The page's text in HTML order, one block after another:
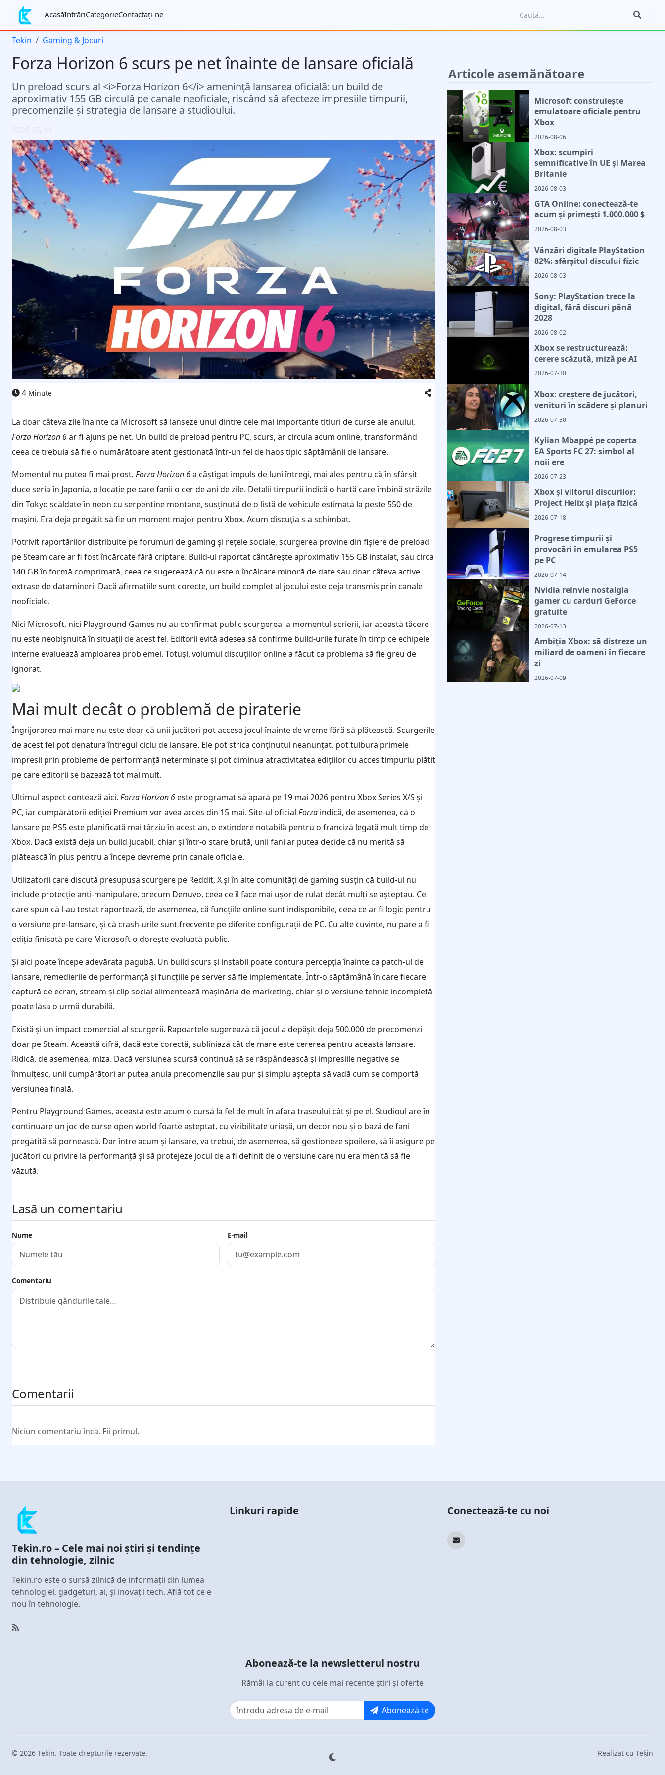
AcasăIntrăriCategorieContactaţi-ne
Tekin Gaming & Jocuri
Forza Horizon 6 scurs pe net înainte de lansare oficială
Un preload scurs al <i>Forza Horizon 6</i> amenință lansarea oficială: un build de
aproximativ 155 GB circulă pe canale neoficiale, riscând să afecteze impresiile timpurii,
precomenzile și strategia de lansare a studioului.
2026-05-11 .
4 Minute
La doar câteva zile înainte ca Microsoft să lanseze unul dintre cele mai importante titluri de curse ale anului,
Forza Horizon 6ar fi ajuns pe net. Un build de preload pentru PC, scurs, ar circula acum online, transformând
ceea ce trebuia să fie o numărătoare atent gestionată într-un fel de haos tipic săptămânii de lansare.
Momentul nu putea fi mai prost. Forza Horizon 6a câștigat impuls de luni întregi, mai ales pentru că în sfârșit
duce seria în Japonia, o locație pe care fanii o cer de ani de zile. Detalii timpurii indică o hartă care îmbină străzile
din Tokyo scăldate în neon cu serpentine montane, susținută de o listă de vehicule estimată la peste 550 de
mașini. Era deja pregătit să fie un moment major pentru Xbox. Acum discuția s-a schimbat.
Potrivit raportărilor distribuite pe forumuri de gaming și rețele sociale, scurgerea provine din fișiere de preload
pe Steam care ar fi fost încărcate fără criptare. Build-ul raportat cântărește aproximativ 155 GB instalat, sau circa
140 GB în formă comprimată, ceea ce sugerează că nu este o încălcare minoră de date sau doar câteva active
extrase de datamineri. Dacă afirmațiile sunt corecte, un build complet al jocului este deja transmis prin canale
neoficiale.
Nici Microsoft, nici Playground Games nu au confirmat public scurgerea la momentul scrierii, iar această tăcere
nu este neobișnuită în situații de acest fel. Editorii evită adesea să confirme build-urile furate în timp ce echipele
interne evaluează amploarea problemei. Totuși, volumul discuțiilor online a făcut ca problema să fie greu de
ignorat.
Mai mult decât o problemă de piraterie
Îngrijorarea mai mare nu este doar că unii jucători pot accesa jocul înainte de vreme fără să plătească. Scurgerile
de acest fel pot denatura întregul ciclu de lansare. Ele pot strica conținutul neanunțat, pot tulbura primele
impresii prin probleme de performanță neterminate și pot diminua atractivitatea edițiilor cu acces timpuriu plătit
pe care editorii se bazează tot mai mult.
Ultimul aspect contează aici. Forza Horizon 6 este programat să apară pe 19 mai 2026 pentru Xbox Series X/S și
PC, iar cumpărătorii ediției Premium vor avea acces din 15 mai. Site-ul oficial Forza indică, de asemenea, că o
lansare pe PS5 este planificată mai târziu în acest an, o extindere notabilă pentru o franciză legată mult timp de
Xbox. Dacă există deja un build jucabil, chiar și într-o stare brută, unii fani ar putea decide că nu merită să
plătească în plus pentru a începe devreme prin canale oficiale.
Utilizatorii care discută presupusa scurgere pe Reddit, X și în alte comunități de gaming susțin că build-ul nu
include protecție anti-manipulare, precum Denuvo, ceea ce îl face mai ușor de rulat decât mulți se așteptau. Cei
care spun că l-au testat raportează, de asemenea, că funcțiile online sunt indisponibile, ceea ce ar fi logic pentru
o versiune pre-lansare, și că crash-urile sunt frecvente pe diferite configurații de PC. Cu alte cuvinte, nu pare a fi
ediția finisată pe care Microsoft o dorește evaluată public.
Și aici poate începe adevărata pagubă. Un build scurs și instabil poate contura percepția înainte ca patch-ul de
lansare, remedierile de performanță și funcțiile pe server să fie implementate. Într-o săptămână în care fiecare
captură de ecran, stream și clip social alimentează mașinăria de marketing, chiar și o versiune tehnic incompletă
poate lăsa o urmă durabilă.
Există și un impact comercial al scurgerii. Rapoartele sugerează că jocul a depășit deja 500.000 de precomenzi
doar pe Steam. Această cifră, dacă este corectă, subliniază cât de mare este cererea pentru această lansare.
Ridică, de asemenea, miza. Dacă versiunea scursă continuă să se răspândească și impresiile negative se
înmulțesc, unii cumpărători ar putea anula precomenzile sau pur și simplu aștepta să vadă cum se comportă
versiunea finală.
Pentru Playground Games, aceasta este acum o cursă la fel de mult în afara traseului cât și pe el. Studioul are în
continuare un joc de curse open world foarte așteptat, cu vizibilitate uriașă, un decor nou și o bază de fani
pregătită să pornească. Dar între acum și lansare, va trebui, de asemenea, să gestioneze spoilere, să îi asigure pe
jucători cu privire la performanță și să protejeze jocul de a fi definit de o versiune care nu era menită să fie
văzută.
Lasă un comentariu
Nume E-mail
Comentariu
Comentarii
Niciun comentariu încă. Fii primul.
Articole asemănătoare
Microsoft construiește
emulatoare oficiale pentru
Xbox
2026-08-06
Xbox: scumpiri
semnificative în UE și Marea
Britanie
2026-08-03
GTA Online: conectează-te
acum și primești 1.000.000 $
2026-08-03
Vânzări digitale PlayStation
82%: sfârșitul discului fizic
2026-08-03
Sony: PlayStation trece la
digital, fără discuri până
2028
2026-08-02
Xbox se restructurează:
cerere scăzută, miză pe AI
2026-07-30
Xbox: creștere de jucători,
venituri în scădere și planuri
2026-07-30
Kylian Mbappé pe coperta
EA Sports FC 27: simbol al
noii ere
2026-07-23
Xbox și viitorul discurilor:
Project Helix și piața fizică
2026-07-18
Progrese timpurii și
provocări în emularea PS5
pe PC
2026-07-14
Nvidia reinvie nostalgia
gamer cu carduri GeForce
gratuite
2026-07-13
Ambiția Xbox: să distreze un
miliard de oameni în fiecare
zi
2026-07-09
Tekin.ro – Cele mai noi știri și tendințe
din tehnologie, zilnic
Tekin.ro este o sursă zilnică de informații din lumea
tehnologiei, gadgeturi, ai, și inovații tech. Află tot ce e
nou în tehnologie.
Linkuri rapide Conectează-te cu noi
Abonează-te la newsletterul nostru
Rămâi la curent cu cele mai recente știri și oferte
Abonează-te
© 2026 Tekin. Toate drepturile rezervate. Realizat cu Tekin